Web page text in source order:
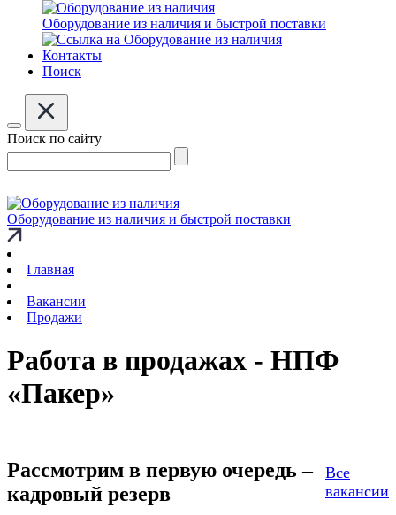
Оборудование из наличия и быстрой поставки
Контакты
Поиск
Поиск по сайту
Оборудование из наличия и быстрой поставки
Главная
Вакансии
Продажи
Работа в продажах - НПФ
«Пакер»
Рассмотрим в первую очередь –
кадровый резерв
Все
вакансии